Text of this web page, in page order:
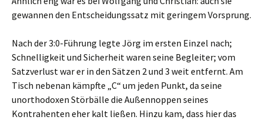
gewannen den Entscheidungssatz mit geringem Vorsprung.
Nach der 3:0-Führung legte Jörg im ersten Einzel nach;
Schnelligkeit und Sicherheit waren seine Begleiter; vom
Satzverlust war er in den Sätzen 2 und 3 weit entfernt. Am
Tisch nebenan kämpfte „C“ um jeden Punkt, da seine
unorthodoxen Störbälle die Außennoppen seines
Kontrahenten eher kalt ließen. Hinzu kam, dass hier das